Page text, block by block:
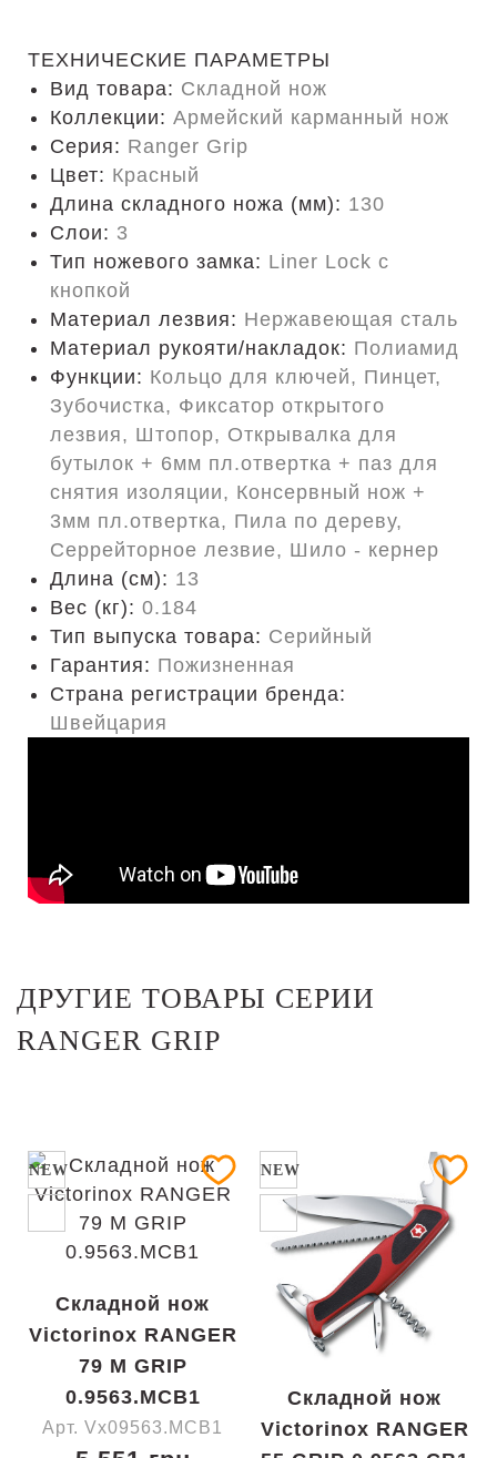
ТЕХНИЧЕСКИЕ ПАРАМЕТРЫ
Вид товара: Складной нож
Коллекции: Армейский карманный нож
Серия: Ranger Grip
Цвет: Красный
Длина складного ножа (мм): 130
Слои: 3
Тип ножевого замка: Liner Lock с
кнопкой
Материал лезвия: Нержавеющая сталь
Материал рукояти/накладок: Полиамид
Функции: Кольцо для ключей, Пинцет,
Зубочистка, Фиксатор открытого
лезвия, Штопор, Открывалка для
бутылок + 6мм пл.отвертка + паз для
снятия изоляции, Консервный нож +
3мм пл.отвертка, Пила по дереву,
Серрейторное лезвие, Шило - кернер
Длина (cм): 13
Вес (кг): 0.184
Тип выпуска товара: Серийный
Гарантия: Пожизненная
Страна регистрации бренда:
Швейцария
ДРУГИЕ ТОВАРЫ СЕРИИ
RANGER GRIP
NEW
Складной нож
Victorinox RANGER
79 M GRIP
0.9563.MCB1
Арт. Vx09563.MCB1
NEW
Складной нож
Victorinox RANGER